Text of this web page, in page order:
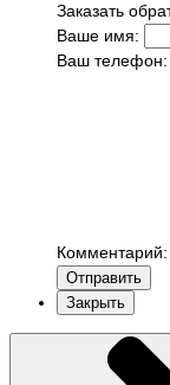
Заказать
Ваше имя:
Ваш телефон:
Комментарий:
Отправить
Закрыть